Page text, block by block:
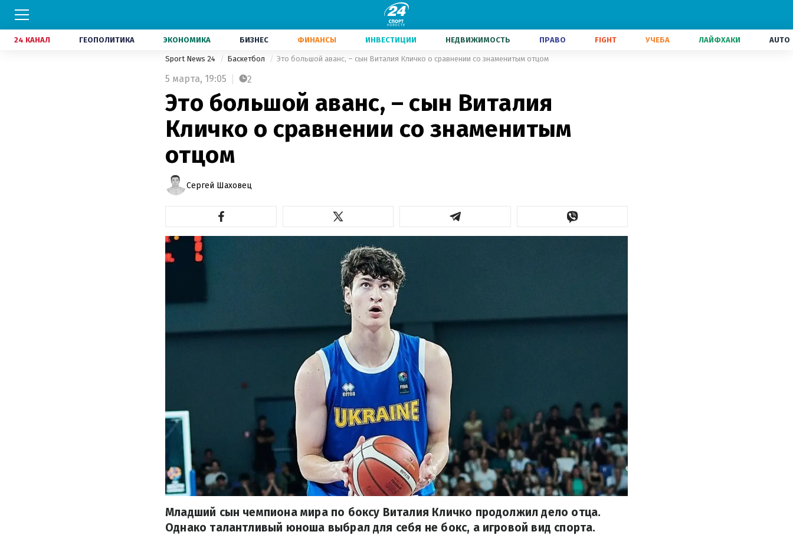
24 КАНАЛ ГЕОПОЛИТИКА ЭКОНОМИКА БИЗНЕС ФИНАНСЫ ИНВЕСТИЦИИ НЕДВИЖИМОСТЬ ПРАВО FIGHT УЧЕБА ЛАЙФХАКИ AUTO
Sport News 24 Баскетбол Это большой аванс, – сын Виталия Кличко о сравнении со знаменитым отцом
5 марта, 19:05 2
Это большой аванс, – сын Виталия
Кличко о сравнении со знаменитым
отцом
Сергей Шаховец
Младший сын чемпиона мира по боксу Виталия Кличко продолжил дело отца.
Однако талантливый юноша выбрал для себя не бокс, а игровой вид спорта.